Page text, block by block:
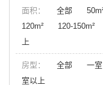
面积： 全部
120m²
120-150m²
上
房型： 全部 一室
室以上